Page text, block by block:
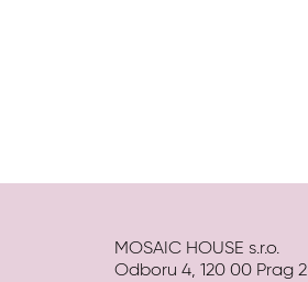
MOSAIC HOUSE s.r.o.
Odboru 4, 120 00 Prag 2